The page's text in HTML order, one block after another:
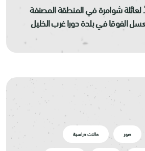
لعائلة شوامرة في المنطقة المصنفة
الفوقا في بلدة دورا غرب الخليل
صور حالات دراسية